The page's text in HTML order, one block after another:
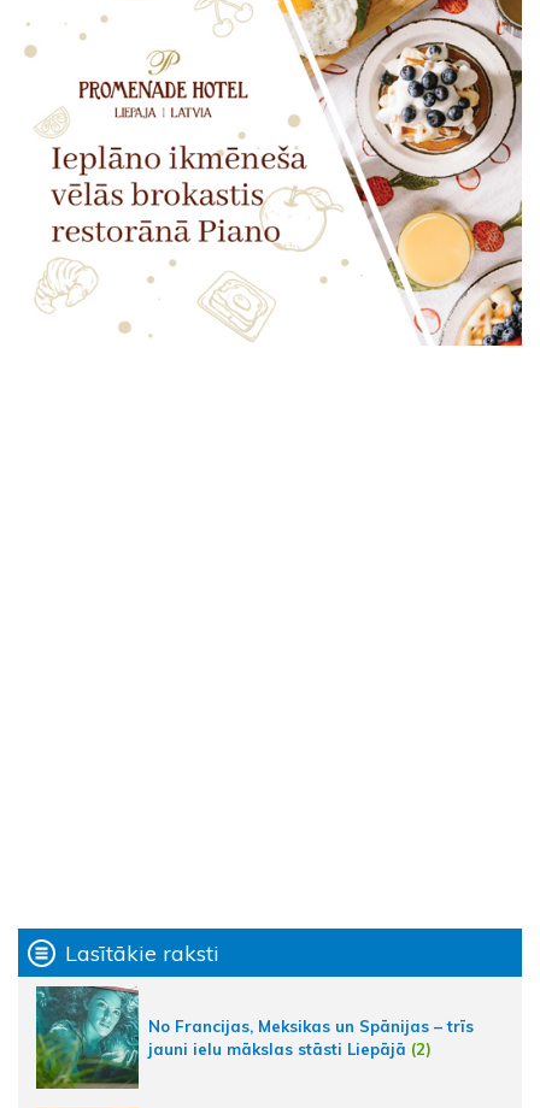
Lasītākie raksti
No Francijas, Meksikas un Spānijas – trīs
jauni ielu mākslas stāsti Liepājā (2)